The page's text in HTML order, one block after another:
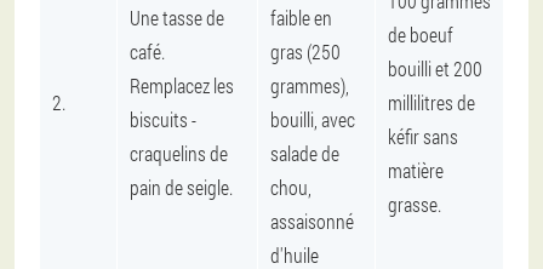
2.
Une tasse de
café.
Remplacez les
biscuits -
craquelins de
pain de seigle.
faible en
gras (250
grammes),
bouilli, avec
salade de
chou,
assaisonné
d'huile
de boeuf
bouilli et 200
millilitres de
kéfir sans
matière
grasse.